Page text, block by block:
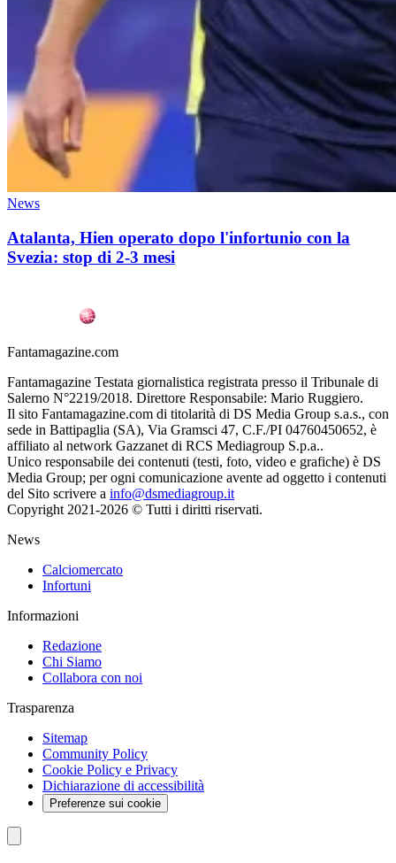
News
Atalanta, Hien operato dopo l'infortunio con la
Svezia: stop di 2-3 mesi
Fantamagazine.com
Fantamagazine Testata giornalistica registrata presso il Tribunale di
Salerno N°2219/2018. Direttore Responsabile: Mario Ruggiero.
Il sito Fantamagazine.com di titolarità di DS Media Group s.a.s., con
sede in Battipaglia (SA), Via Gramsci 47, C.F./PI 04760450652, è
affiliato al network Gazzanet di RCS Mediagroup S.p.a..
Unico responsabile dei contenuti (testi, foto, video e grafiche) è DS
Media Group; per ogni comunicazione avente ad oggetto i contenuti
del Sito scrivere a info@dsmediagroup.it
Copyright 2021-2026 © Tutti i diritti riservati.
News
Calciomercato
Infortuni
Informazioni
Redazione
Chi Siamo
Collabora con noi
Trasparenza
Sitemap
Community Policy
Cookie Policy e Privacy
Dichiarazione di accessibilità
Preferenze sui cookie